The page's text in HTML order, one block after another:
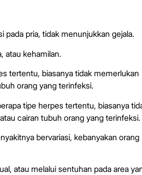
pada pria, tidak menunjukkan gejala.
atau kehamilan.
tertentu, biasanya tidak memerlukan
orang yang terinfeksi.
tipe herpes tertentu, biasanya
cairan tubuh orang yang terinfeksi.
bervariasi, kebanyakan orang
atau melalui sentuhan pada area